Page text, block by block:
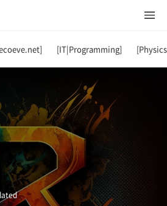
[IT|Programming]